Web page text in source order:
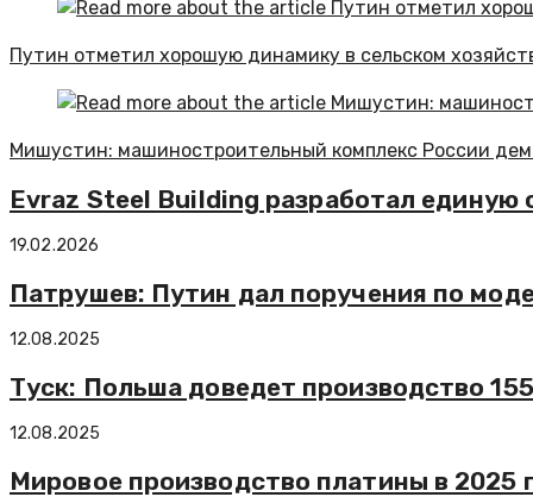
Путин отметил хорошую динамику в сельском
Мишустин: машиностроительный комплекс России
Evraz Steel Building разработал единую
19.02.2026
Патрушев: Путин дал поручения по
12.08.2025
Туск: Польша доведет производство
12.08.2025
Мировое производство платины в 2025